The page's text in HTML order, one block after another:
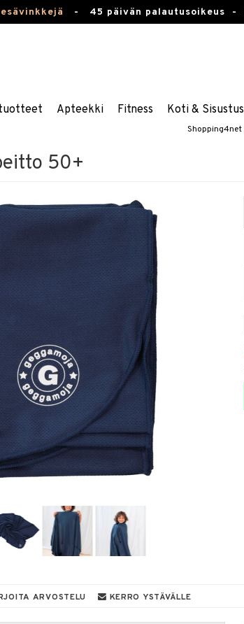
- 45 päivän palautusoikeus -
Apteekki Fitness Koti & Sisustus
Shopping4net
50+
ARVOSTELU KERRO YSTÄVÄLLE